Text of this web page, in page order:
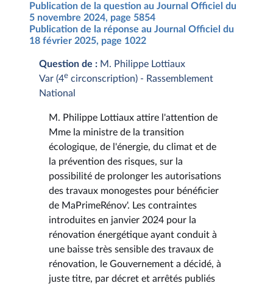
Publication de la question au Journal Officiel du
5 novembre 2024, page 5854
Publication de la réponse au Journal Officiel du
18 février 2025, page 1022
Question de : M. Philippe Lottiaux
Var (4e circonscription) - Rassemblement
National
M. Philippe Lottiaux attire l'attention de
Mme la ministre de la transition
écologique, de l'énergie, du climat et de
la prévention des risques, sur la
possibilité de prolonger les autorisations
des travaux monogestes pour bénéficier
de MaPrimeRénov'. Les contraintes
introduites en janvier 2024 pour la
rénovation énergétique ayant conduit à
une baisse très sensible des travaux de
rénovation, le Gouvernement a décidé, à
juste titre, par décret et arrêtés publiés